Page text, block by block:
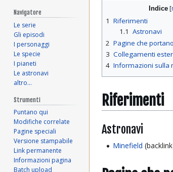
Indice
1 Riferimenti
1.1 Astronavi
2 Pagine che
3 Collegamenti
4 Informazioni sulla
Riferimenti
Astronavi
Minefield
Navigatore
Le serie
Gli episodi
I personaggi
Le specie
I pianeti
Le astronavi
altro…
Strumenti
Puntano qui
Modifiche correlate
Pagine speciali
Versione stampabile
Link permanente
Informazioni pagina
Batch upload